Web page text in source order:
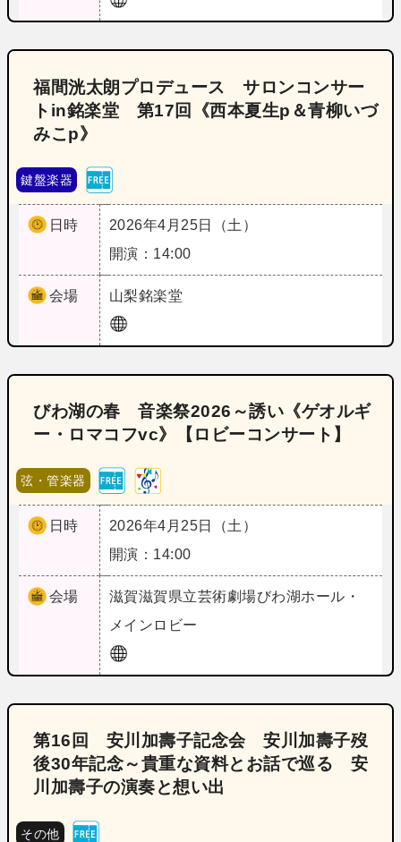
福間洸太朗プロデュース サロンコンサー
トin銘楽堂 第17回《西本夏生p＆青柳いづ
みこp》
鍵盤楽器
日時
2026年4月25日（土）
開演：14:00
会場 山梨銘楽堂
びわ湖の春 音楽祭2026～誘い《ゲオルギ
ー・ロマコフvc》【ロビーコンサート】
弦・管楽器
日時
2026年4月25日（土）
開演：14:00
会場 滋賀滋賀県立芸術劇場びわ湖ホール・
メインロビー
第16回 安川加壽子記念会 安川加壽子歿
後30年記念～貴重な資料とお話で巡る 安
川加壽子の演奏と想い出
その他